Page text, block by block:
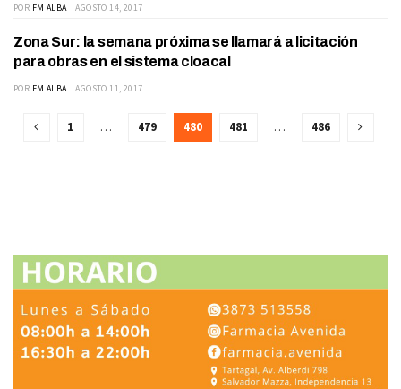
POR FM ALBA AGOSTO 14, 2017
Zona Sur: la semana próxima se llamará a licitación
para obras en el sistema cloacal
POR FM ALBA AGOSTO 11, 2017
1 … 479 480 481 … 486